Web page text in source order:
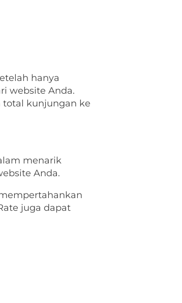
hanya
website Anda.
kunjungan ke
menarik
Anda.
juga dapat